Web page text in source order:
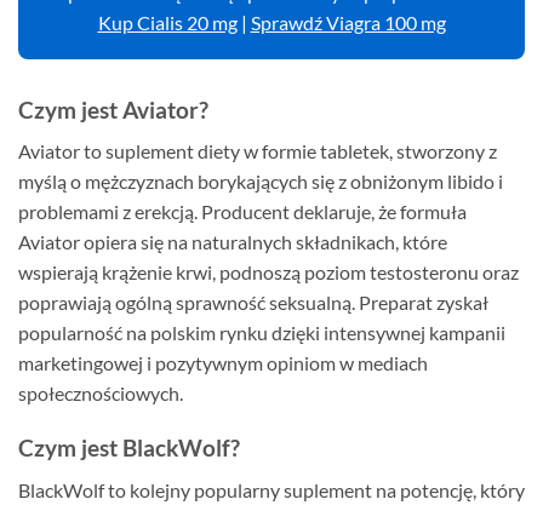
Kup Cialis 20 mg| Sprawdź Viagra 100 mg
Czym jest Aviator?
Aviator to suplement diety w formie tabletek, stworzony z
myślą o mężczyznach borykających się z obniżonym libido i
problemami z erekcją. Producent deklaruje, że formuła
Aviator opiera się na naturalnych składnikach, które
wspierają krążenie krwi, podnoszą poziom testosteronu oraz
poprawiają ogólną sprawność seksualną. Preparat zyskał
popularność na polskim rynku dzięki intensywnej kampanii
marketingowej i pozytywnym opiniom w mediach
społecznościowych.
Czym jest BlackWolf?
BlackWolf to kolejny popularny suplement na potencję, który